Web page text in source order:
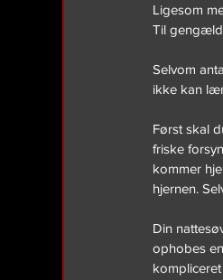
Ligesom
Til gengæld
Selvom
ikke kan
Først skal
friske
kommer
hjernen.
Din
ophobes